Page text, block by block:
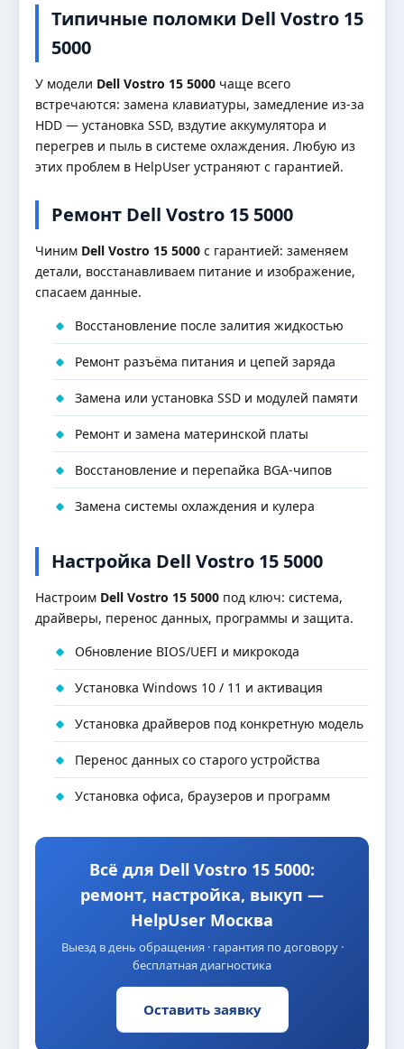
Типичные поломки Dell Vostro 15
5000
У модели Dell Vostro 15 5000 чаще всего
встречаются: замена клавиатуры, замедление из-за
HDD — установка SSD, вздутие аккумулятора и
перегрев и пыль в системе охлаждения. Любую из
этих проблем в HelpUser устраняют с гарантией.
Ремонт Dell Vostro 15 5000
Чиним Dell Vostro 15 5000 с гарантией: заменяем
детали, восстанавливаем питание и изображение,
спасаем данные.
Восстановление после залития жидкостью
Ремонт разъёма питания и цепей заряда
Замена или установка SSD и модулей памяти
Ремонт и замена материнской платы
Восстановление и перепайка BGA-чипов
Замена системы охлаждения и кулера
Настройка Dell Vostro 15 5000
Настроим Dell Vostro 15 5000 под ключ: система,
драйверы, перенос данных, программы и защита.
Обновление BIOS/UEFI и микрокода
Установка Windows 10 / 11 и активация
Установка драйверов под конкретную модель
Перенос данных со старого устройства
Установка офиса, браузеров и программ
Всё для Dell Vostro 15 5000:
ремонт, настройка, выкуп —
HelpUser Москва
Выезд в день обращения · гарантия по договору ·
бесплатная диагностика
Оставить заявку